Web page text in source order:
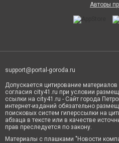
Авторы
support@portal-goroda.ru
Допускается цитирование
согласия city41.ru при условии
ссылки на city41.ru - Сайт города
интернет-изданий обязательно
поисковых систем гиперссылки на
абзаца в тексте или в качестве
прав преследуется по закону.
Материалы с плашками "Новости